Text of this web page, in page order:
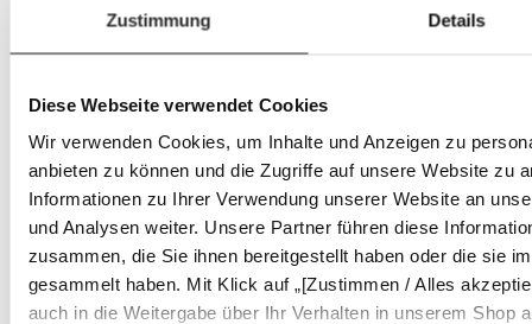
Zustimmung Details
Diese Webseite verwendet Cookies
Wir verwenden Cookies, um Inhalte und Anzeigen zu
anbieten zu können und die Zugriffe auf unsere Website zu
Informationen zu Ihrer Verwendung unserer Website an
und Analysen weiter. Unsere Partner führen diese
zusammen, die Sie ihnen bereitgestellt haben oder die sie
gesammelt haben. Mit Klick auf „[Zustimmen / Alles
auch in die Weitergabe über Ihr Verhalten in unserem Shop